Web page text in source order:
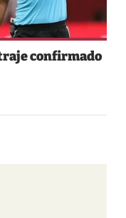
confirmado